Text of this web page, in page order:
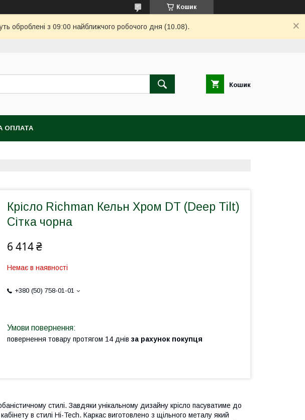
Кошик
оброблені з 09:00 найближчого робочого дня (10.08).
Кошик
ОПЛАТА
Крісло Richman Кельн Хром DT (Deep Tilt)
Сітка чорна
6 414 ₴
Немає в наявності
+380 (50) 758-01-01
повернення товару протягом 14 днів за рахунок покупця
стилі. Завдяки унікальному дизайну крісло пасуватиме до
в стилі Hi-Tech. Каркас виготовлено з щільного металу який